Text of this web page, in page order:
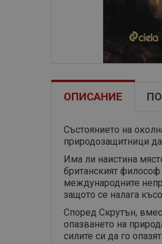
ОПИСАНИЕ
Състоянието на
природозащитници
Има ли наистина
британският
международните
защото се налага
Според Скрутън,
опазването на
силите си да го